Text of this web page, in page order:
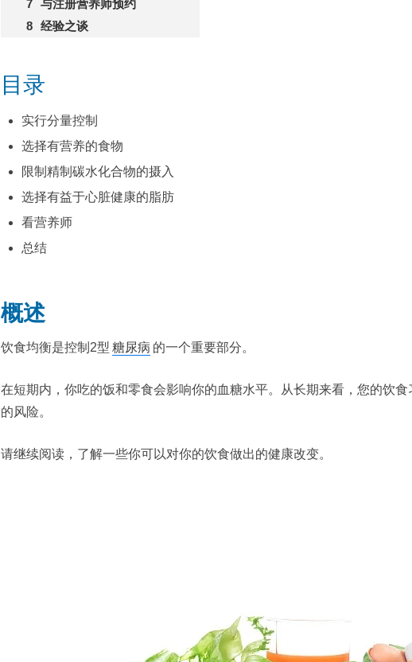
与注册营养师预约
经验之谈
目录
实行分量控制
选择有营养的食物
限制精制碳水化合物的摄入
选择有益于心脏健康的脂肪
看营养师
总结
概述
饮食均衡是控制2型 糖尿病 的一个重要部分。
在短期内，你吃的饭和零食会影响你的血糖水平。从长期来看，您的饮
的风险。
请继续阅读，了解一些你可以对你的饮食做出的健康改变。